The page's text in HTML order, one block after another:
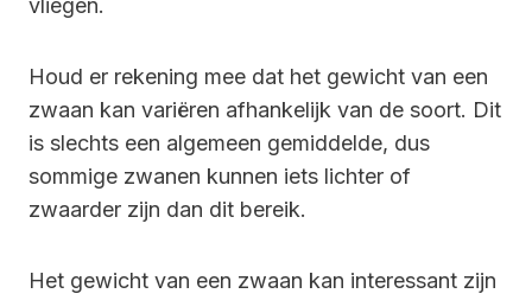
vliegen.
Houd er rekening mee dat het gewicht van een
zwaan kan variëren afhankelijk van de soort. Dit
is slechts een algemeen gemiddelde, dus
sommige zwanen kunnen iets lichter of
zwaarder zijn dan dit bereik.
Het gewicht van een zwaan kan interessant zijn